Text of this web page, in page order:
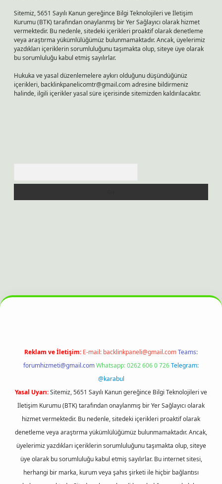
Sitemiz, 5651 Sayılı Kanun gereğince Bilgi Teknolojileri ve İletişim
Kurumu (BTK) tarafından onaylanmış bir Yer Sağlayıcı olarak hizmet
vermektedir. Bu nedenle, sitedeki içerikleri proaktif olarak denetleme
veya araştırma yükümlülüğümüz bulunmamaktadır. Ancak, üyelerimiz
yazdıkları içeriklerin sorumluluğunu taşımakta olup, siteye üye olarak
bu sorumluluğu kabul etmiş sayılırlar.
Hukuka ve yasal düzenlemelere aykırı olduğunu düşündüğünüz
içerikleri, backlinkpanelicomtr@gmail.comadresine bildirmeniz
halinde, ilgili içerikler yasal süre içerisinde sitemizden kaldırılacaktır.
Reklam ve İletişim: E-mail: backlinkpaneli@gmail.comTeams:
forumhizmeti@gmail.comWhatsapp: 0262 606 0 726Telegram:
@karabul
Yasal Uyarı:Sitemiz, 5651 Sayılı Kanun gereğince Bilgi Teknolojileri ve
İletişim Kurumu (BTK) tarafından onaylanmış bir Yer Sağlayıcı olarak
hizmet vermektedir. Bu nedenle, sitedeki içerikleri proaktif olarak
denetleme veya araştırma yükümlülüğümüz bulunmamaktadır. Ancak,
üyelerimiz yazdıkları içeriklerin sorumluluğunu taşımakta olup, siteye
üye olarak bu sorumluluğu kabul etmiş sayılırlar. Bu internet sitesi,
herhangi bir marka, kurum veya şahıs şirketi ile hiçbir bağlantısı